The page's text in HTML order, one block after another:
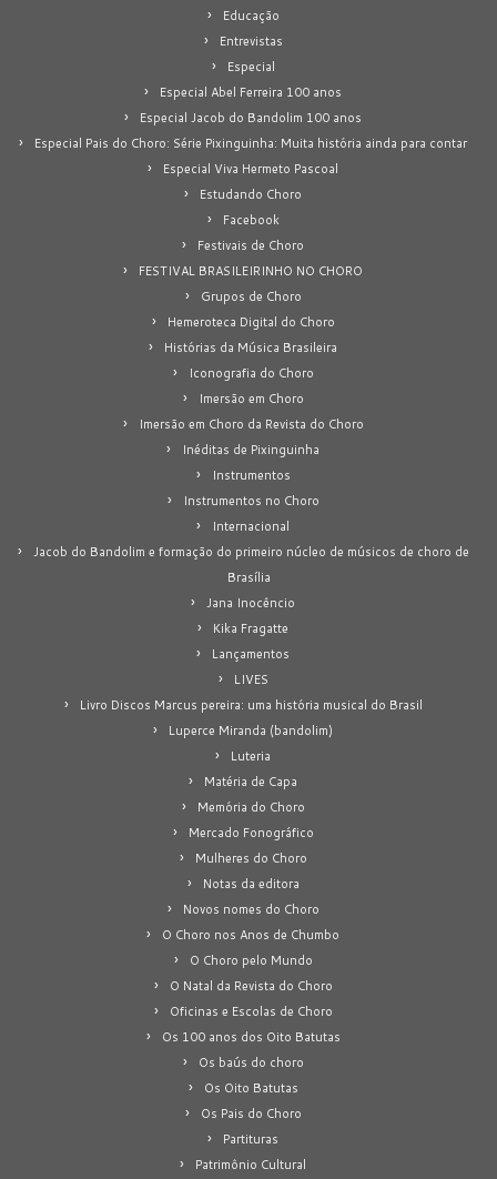
Educação
Entrevistas
Especial
Especial Abel Ferreira 100 anos
Especial Jacob do Bandolim 100 anos
Especial Pais do Choro: Série Pixinguinha: Muita história ainda para contar
Especial Viva Hermeto Pascoal
Estudando Choro
Facebook
Festivais de Choro
FESTIVAL BRASILEIRINHO NO CHORO
Grupos de Choro
Hemeroteca Digital do Choro
Histórias da Música Brasileira
Iconografia do Choro
Imersão em Choro
Imersão em Choro da Revista do Choro
Inéditas de Pixinguinha
Instrumentos
Instrumentos no Choro
Internacional
Jacob do Bandolim e formação do primeiro núcleo de músicos de choro de
Brasília
Jana Inocêncio
Kika Fragatte
Lançamentos
LIVES
Livro Discos Marcus pereira: uma história musical do Brasil
Luperce Miranda (bandolim)
Luteria
Matéria de Capa
Memória do Choro
Mercado Fonográfico
Mulheres do Choro
Notas da editora
Novos nomes do Choro
O Choro nos Anos de Chumbo
O Choro pelo Mundo
O Natal da Revista do Choro
Oficinas e Escolas de Choro
Os 100 anos dos Oito Batutas
Os baús do choro
Os Oito Batutas
Os Pais do Choro
Partituras
Patrimônio Cultural